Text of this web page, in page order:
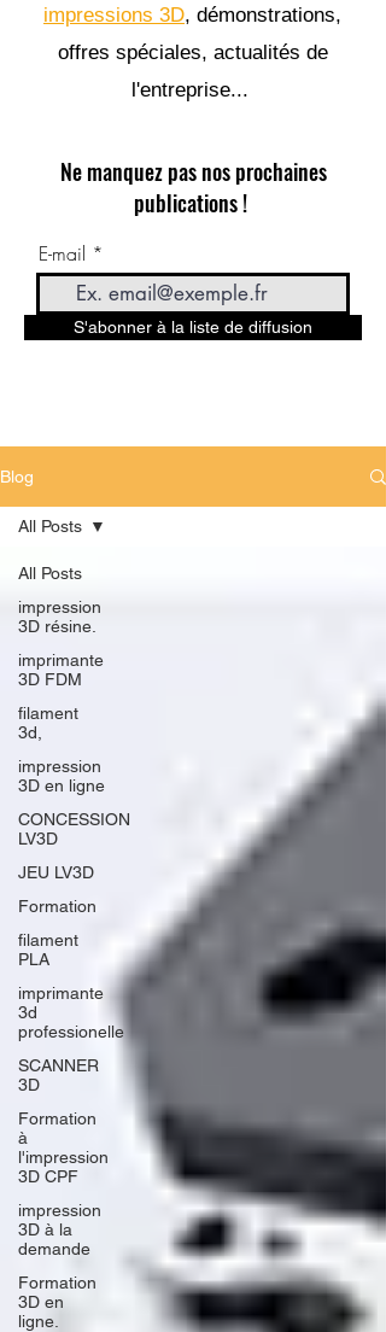
impressions 3D, démonstrations,
offres spéciales, actualités de
l'entreprise...
Ne manquez pas nos prochaines
publications !
E-mail
S'abonner à la liste de diffusion
Blog
All Posts
impression
3D résine.
imprimante
3D FDM
filament
3d,
impression
3D en ligne
CONCESSION
LV3D
JEU LV3D
Formation
filament
PLA
imprimante
3d
professionelle
SCANNER
3D
Formation
à
l'impression
3D CPF
impression
3D à la
demande
Formation
3D en
ligne.
All Posts